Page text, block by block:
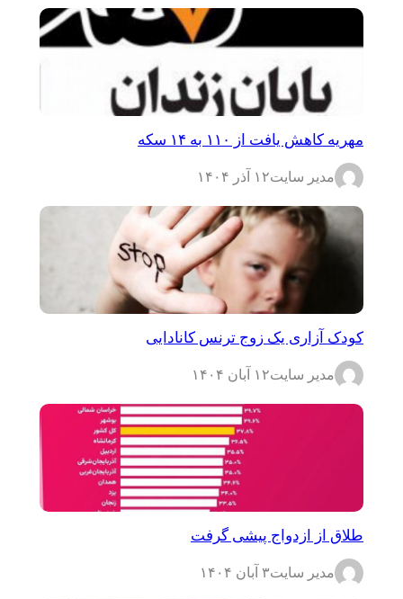
مهریه کاهش یافت از ۱۱۰ به ۱۴ سکه
مدیر سایت۱۲ آذر ۱۴۰۴
کودک آزاری یک زوج ترنس کانادایی
مدیر سایت۱۲ آبان ۱۴۰۴
طلاق از ازدواج پیشی گرفت
مدیر سایت۳ آبان ۱۴۰۴